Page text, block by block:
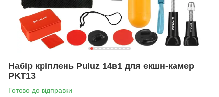
Набір кріплень Puluz 14в1 для екшн-камер
PKT13
Готово до відправки